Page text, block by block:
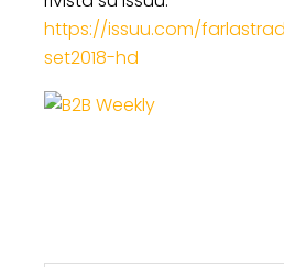
https://issuu.com/
set2018-hd